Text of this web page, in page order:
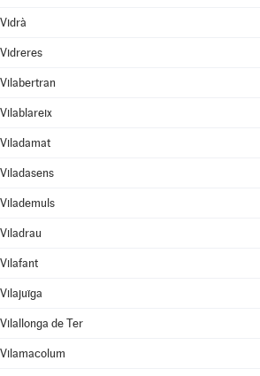
Vidrà
Vidreres
Vilabertran
Vilablareix
Viladamat
Viladasens
Vilademuls
Viladrau
Vilafant
Vilajuïga
Vilallonga de Ter
Vilamacolum